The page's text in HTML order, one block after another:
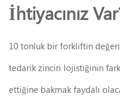
İhtiyacınız
10 tonluk bir forkliftin
tedarik zinciri lojistiğinin
ettiğine bakmak faydalı